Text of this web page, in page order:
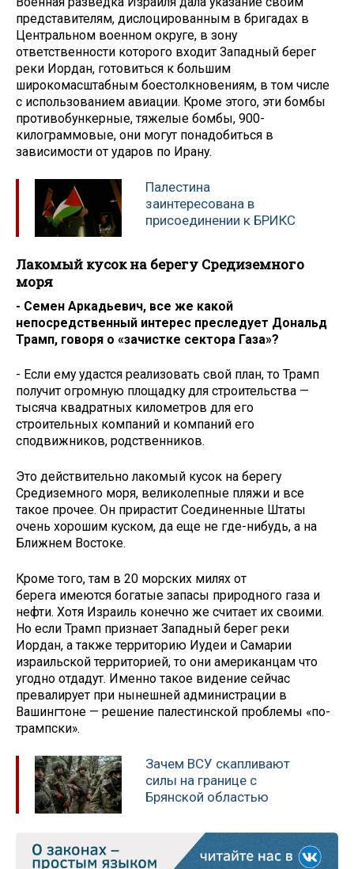
представителям, дислоцированным в бригадах в
Центральном военном округе, в зону
ответственности которого входит Западный берег
реки Иордан, готовиться к большим
широкомасштабным боестолкновениям, в том числе
с использованием авиации. Кроме этого, эти бомбы
противобункерные, тяжелые бомбы, 900-
килограммовые, они могут понадобиться в
зависимости от ударов по Ирану.
Палестина
заинтересована в
присоединении к БРИКС
Лакомый кусок на берегу Средиземного
моря
- Семен Аркадьевич, все же какой
непосредственный интерес преследует Дональд
Трамп, говоря о «зачистке сектора Газа»?
- Если ему удастся реализовать свой план, то Трамп
получит огромную площадку для строительства —
тысяча квадратных километров для его
строительных компаний и компаний его
сподвижников, родственников.
Это действительно лакомый кусок на берегу
Средиземного моря, великолепные пляжи и все
такое прочее. Он прирастит Соединенные Штаты
очень хорошим куском, да еще не где-нибудь, а на
Ближнем Востоке.
Кроме того, там в 20 морских милях от
берега имеются богатые запасы природного газа и
нефти. Хотя Израиль конечно же считает их своими.
Но если Трамп признает Западный берег реки
Иордан, а также территорию Иудеи и Самарии
израильской территорией, то они американцам что
угодно отдадут. Именно такое видение сейчас
превалирует при нынешней администрации в
Вашингтоне — решение палестинской проблемы «по-
трампски».
Зачем ВСУ скапливают
силы на границе с
Брянской областью